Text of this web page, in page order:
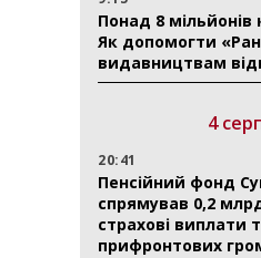
Понад 8 мільйонів
Як допомогти
видавництвам
4
20:41
Пенсійний фонд
спрямував 0,2
страхові виплати
прифронтових